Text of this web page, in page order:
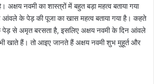
अक्षय नवमी का शास्त्रों में बहुत बड़ा महत्व बताया गया
आंवले के पेड़ की पूजा का खास महत्व बताया गया है। कहते
से अमृत बरसता है, इसलिए अक्षय नवमी के दिन आंवले
खाते हैं। तो आइए जानते हैं अक्षय नवमी शुभ मुहूर्त और